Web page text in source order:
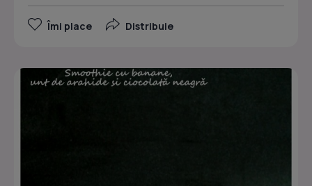
Îmi place Distribuie